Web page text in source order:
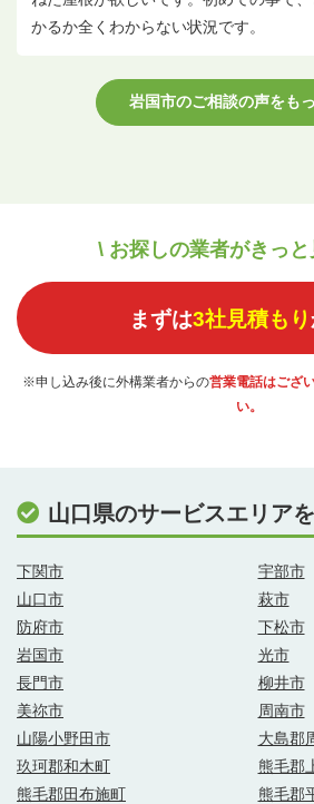
かるか全くわからない状況です。
岩国市のご相談の声をも
\ お探しの業者がきっ
まずは3社見積もり
※申し込み後に外構業者からの営業電話はござ
い。
山口県のサービスエリア
下関市
宇部市
山口市
萩市
防府市
下松市
岩国市
光市
長門市
柳井市
美祢市
周南市
山陽小野田市
大島郡
玖珂郡和木町
熊毛郡
熊毛郡田布施町
熊毛郡